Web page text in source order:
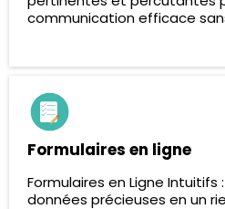
communication efficace
Formulaires en ligne
Formulaires en Ligne Intuitifs
données précieuses en un